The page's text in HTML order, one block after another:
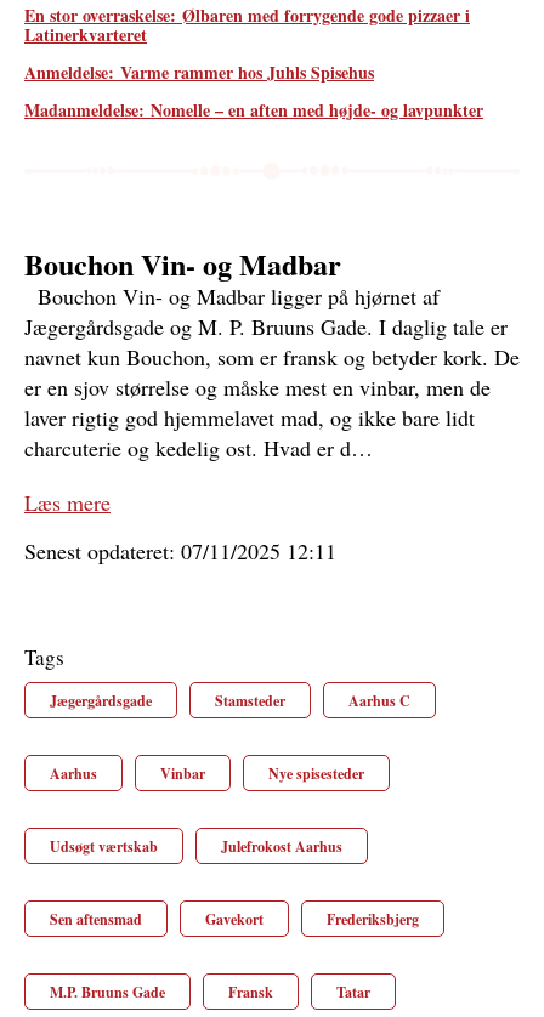
En stor overraskelse: Ølbaren med forrygende gode pizzaer i
Latinerkvarteret
Anmeldelse: Varme rammer hos Juhls Spisehus
Madanmeldelse: Nomelle – en aften med højde- og lavpunkter
Bouchon Vin- og Madbar
Bouchon Vin- og Madbar ligger på hjørnet af
Jægergårdsgade og M. P. Bruuns Gade. I daglig tale er
navnet kun Bouchon, som er fransk og betyder kork. De
er en sjov størrelse og måske mest en vinbar, men de
laver rigtig god hjemmelavet mad, og ikke bare lidt
charcuterie og kedelig ost. Hvad er d…
Læs mere
Senest opdateret: 07/11/2025 12:11
Tags
Jægergårdsgade Stamsteder Aarhus C
Aarhus Vinbar Nye spisesteder
Udsøgt værtskab Julefrokost Aarhus
Sen aftensmad Gavekort Frederiksbjerg
M.P. Bruuns Gade Fransk Tatar